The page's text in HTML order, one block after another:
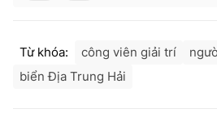
Từ khóa: công viên giải trí
biển Địa Trung Hải